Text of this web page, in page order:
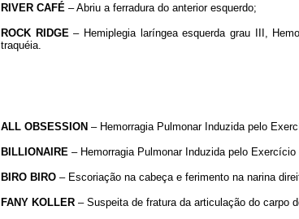
RIVER CAFÉ – Abriu a ferradura do anterior esquerdo;
ROCK RIDGE – Hemiplegia laríngea esquerda grau III,
traquéia.
ALL OBSESSION – Hemorragia Pulmonar Induzida pelo
BILLIONAIRE – Hemorragia Pulmonar Induzida pelo
BIRO BIRO – Escoriação na cabeça e ferimento na narina
FANY KOLLER – Suspeita de fratura da articulação do carpo